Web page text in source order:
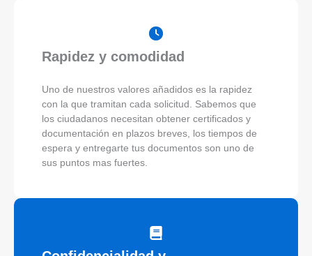
Rapidez y comodidad
Uno de nuestros valores añadidos es la rapidez
con la que tramitan cada solicitud. Sabemos que
los ciudadanos necesitan obtener certificados y
documentación en plazos breves, los tiempos de
espera y entregarte tus documentos son uno de
sus puntos mas fuertes.